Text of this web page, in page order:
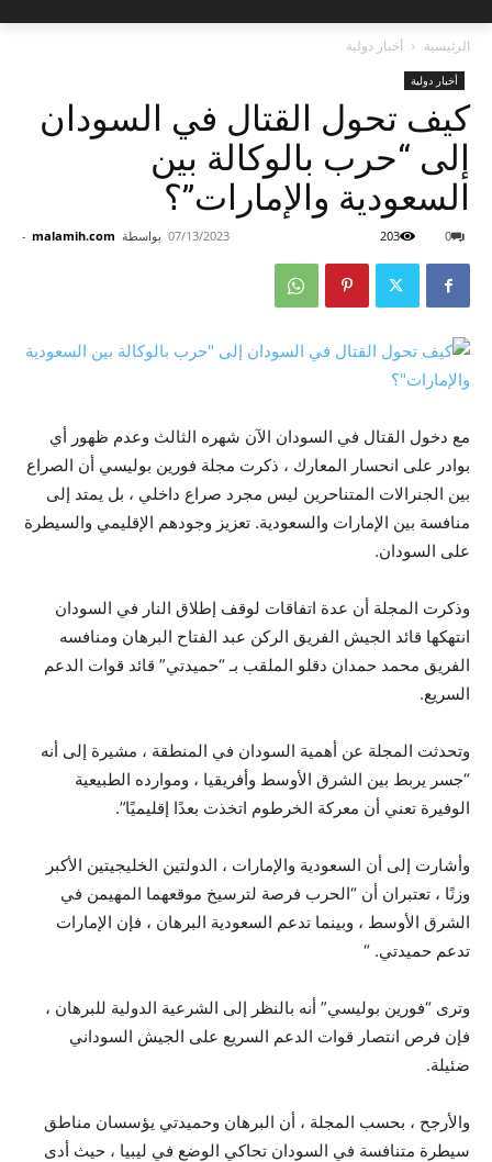
الرئيسية أخبار دولية
أخبار دولية
كيف تحول القتال في السودان
إلى “حرب بالوكالة بين
السعودية والإمارات”؟
بواسطة malamih.com
- 07/13/2023 0
203
مع دخول القتال في السودان الآن شهره الثالث وعدم ظهور أي
بوادر على انحسار المعارك ، ذكرت مجلة فورين بوليسي أن الصراع
بين الجنرالات المتناحرين ليس مجرد صراع داخلي ، بل يمتد إلى
منافسة بين الإمارات والسعودية. تعزيز وجودهم الإقليمي والسيطرة
على السودان.
وذكرت المجلة أن عدة اتفاقات لوقف إطلاق النار في السودان
انتهكها قائد الجيش الفريق الركن عبد الفتاح البرهان ومنافسه
الفريق محمد حمدان دقلو الملقب بـ “حميدتي” قائد قوات الدعم
السريع.
وتحدثت المجلة عن أهمية السودان في المنطقة ، مشيرة إلى أنه
“جسر يربط بين الشرق الأوسط وأفريقيا ، وموارده الطبيعية
الوفيرة تعني أن معركة الخرطوم اتخذت بعدًا إقليميًا”.
وأشارت إلى أن السعودية والإمارات ، الدولتين الخليجيتين الأكبر
وزنًا ، تعتبران أن “الحرب فرصة لترسيخ موقعهما المهيمن في
الشرق الأوسط ، وبينما تدعم السعودية البرهان ، فإن الإمارات
تدعم حميدتي. “
وترى “فورين بوليسي” أنه بالنظر إلى الشرعية الدولية للبرهان ،
فإن فرص انتصار قوات الدعم السريع على الجيش السوداني
ضئيلة.
والأرجح ، بحسب المجلة ، أن البرهان وحميدتي يؤسسان مناطق
سيطرة متنافسة في السودان تحاكي الوضع في ليبيا ، حيث أدى